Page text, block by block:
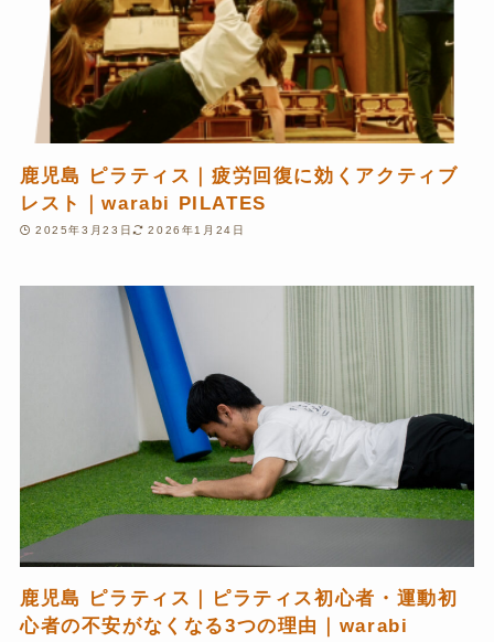
鹿児島 ピラティス｜疲労回復に効くアクティブ
レスト｜warabi PILATES
2025年3月23日 2026年1月24日
鹿児島 ピラティス｜ピラティス初心者・運動初
心者の不安がなくなる3つの理由｜warabi